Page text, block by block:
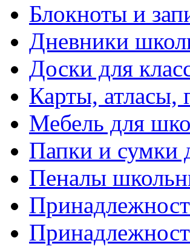
Блокноты и
Дневники
Доски для
Карты, атласы,
Мебель для
Папки и сумки
Пеналы